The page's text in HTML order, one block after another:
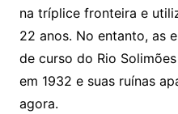
na tríplice fronteira e
22 anos. No entanto, as
de curso do Rio
em 1932 e suas ruínas
agora.